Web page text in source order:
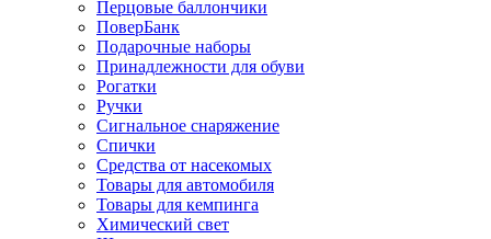
Перцовые баллончики
ПоверБанк
Подарочные наборы
Принадлежности для обуви
Рогатки
Ручки
Сигнальное снаряжение
Спички
Средства от насекомых
Товары для автомобиля
Товары для кемпинга
Химический свет